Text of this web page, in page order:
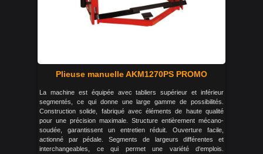
Plieuse manuelle AKM1270PS PROMO
La machine est équipée avec tabliers supérieur et inférieur
segmentés, ce qui donne une large gamme de possibilités.
Construction solide, fabriqué avec éléments de haute qualité
pour une précision maximale. Structure entièrement mécano-
soudée, garantissent un entretien réduit. Ouverture facile,
actionné par pédale. Segments de largeurs différentes et
interchangeables, ce qui permet une variété d‘emplois.